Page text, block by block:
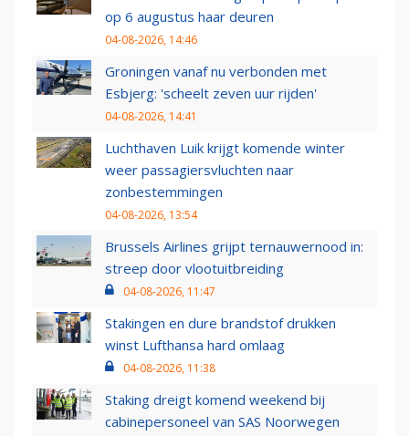
op 6 augustus haar deuren
04-08-2026, 14:46
Groningen vanaf nu verbonden met
Esbjerg: 'scheelt zeven uur rijden'
04-08-2026, 14:41
Luchthaven Luik krijgt komende winter
weer passagiersvluchten naar
zonbestemmingen
04-08-2026, 13:54
Brussels Airlines grijpt ternauwernood in:
streep door vlootuitbreiding
04-08-2026, 11:47
Stakingen en dure brandstof drukken
winst Lufthansa hard omlaag
04-08-2026, 11:38
Staking dreigt komend weekend bij
cabinepersoneel van SAS Noorwegen